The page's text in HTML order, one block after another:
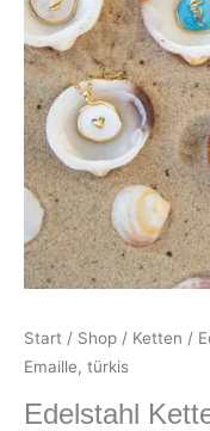
Start / Shop / Ketten /
Emaille, türkis
Edelstahl